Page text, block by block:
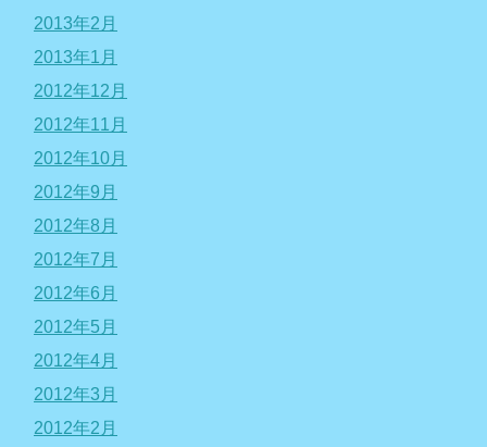
2013年2月
2013年1月
2012年12月
2012年11月
2012年10月
2012年9月
2012年8月
2012年7月
2012年6月
2012年5月
2012年4月
2012年3月
2012年2月